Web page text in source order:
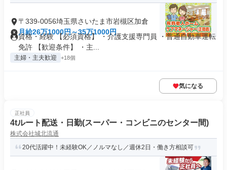
〒339-0056埼玉県さいたま市岩槻区加倉
月給26万1000円～35万1000円
資格・経験 【必須資格】 ・介護支援専門員 ・普通自動車運転
免許 【歓迎条件】 ・主...
主婦・主夫歓迎 +18個
気になる
正社員
4tルート配送・日勤(スーパー・コンビニのセンター間)
株式会社城北流通
20代活躍中！未経験OK／ノルマなし／週休2日・働き方相談可